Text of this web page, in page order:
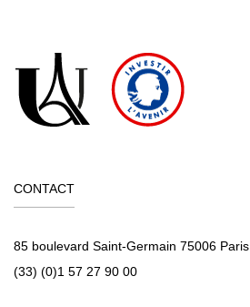
CONTACT
85 boulevard Saint-Germain 75006 Paris
(33) (0)1 57 27 90 00